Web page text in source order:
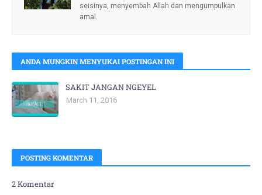
seisinya, menyembah Allah dan mengumpulkan
amal.
ANDA MUNGKIN MENYUKAI POSTINGAN INI
SAKIT JANGAN NGEYEL
March 11, 2016
POSTING KOMENTAR
2 Komentar